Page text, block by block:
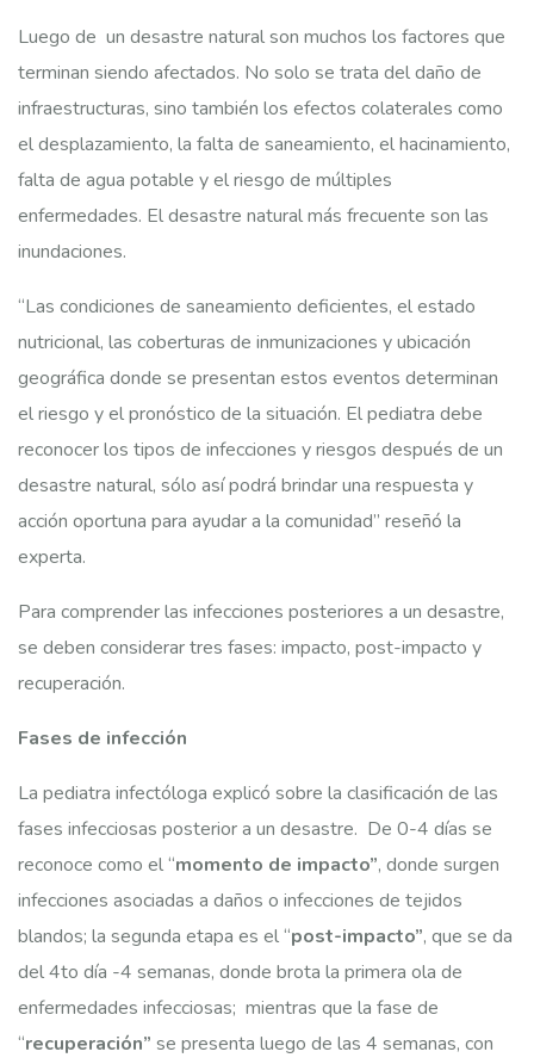
Luego de un desastre natural son muchos los factores que
terminan siendo afectados. No solo se trata del daño de
infraestructuras, sino también los efectos colaterales como
el desplazamiento, la falta de saneamiento, el hacinamiento,
falta de agua potable y el riesgo de múltiples
enfermedades. El desastre natural más frecuente son las
inundaciones.
“Las condiciones de saneamiento deficientes, el estado
nutricional, las coberturas de inmunizaciones y ubicación
geográfica donde se presentan estos eventos determinan
el riesgo y el pronóstico de la situación. El pediatra debe
reconocer los tipos de infecciones y riesgos después de un
desastre natural, sólo así podrá brindar una respuesta y
acción oportuna para ayudar a la comunidad” reseñó la
experta.
Para comprender las infecciones posteriores a un desastre,
se deben considerar tres fases: impacto, post-impacto y
recuperación.
Fases de infección
La pediatra infectóloga explicó sobre la clasificación de las
fases infecciosas posterior a un desastre. De 0-4 días se
reconoce como el “momento de impacto”, donde surgen
infecciones asociadas a daños o infecciones de tejidos
blandos; la segunda etapa es el “post-impacto”, que se da
del 4to día -4 semanas, donde brota la primera ola de
enfermedades infecciosas; mientras que la fase de
“recuperación” se presenta luego de las 4 semanas, con